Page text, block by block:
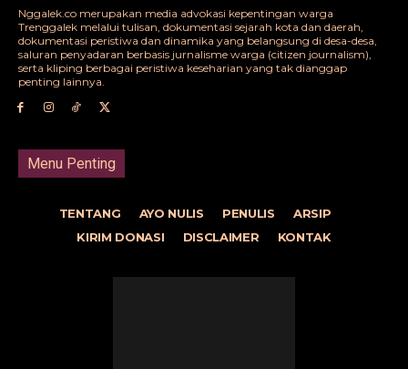
Nggalek.co merupakan media advokasi kepentingan warga
Trenggalek melalui tulisan, dokumentasi sejarah kota dan daerah,
dokumentasi peristiwa dan dinamika yang belangsung di desa-desa,
saluran penyadaran berbasis jurnalisme warga (citizen journalism),
serta kliping berbagai peristiwa keseharian yang tak dianggap
penting lainnya.
Menu Penting
TENTANG AYO NULIS PENULIS
ARSIP
KIRIM DONASI
DISCLAIMER KONTAK